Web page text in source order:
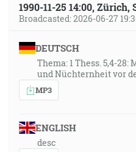
1990-11-25 14:00,
Broadcasted: 2026-06-27
DEUTSCH
Thema: 1 Thess. 5,4-
und Nüchternheit vor
MP3
ENGLISH
desc